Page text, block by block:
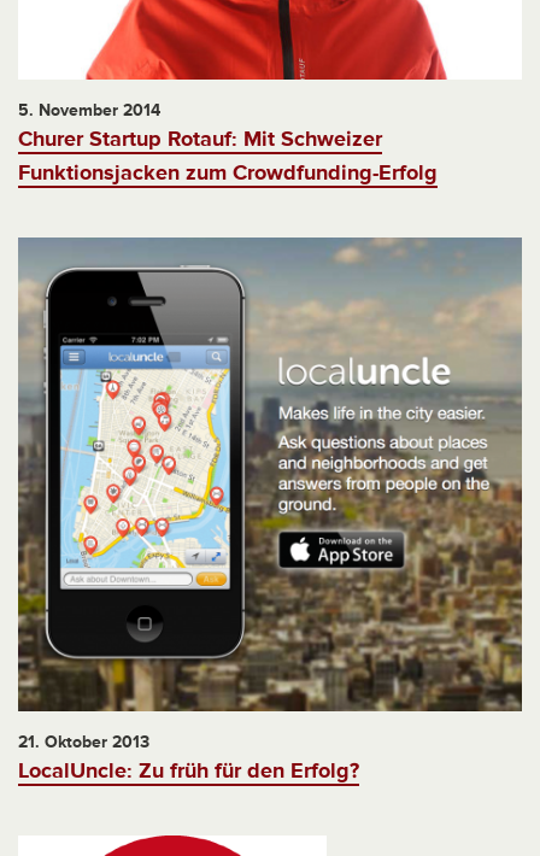
5. November 2014
Churer Startup Rotauf: Mit Schweizer
Funktionsjacken zum Crowdfunding-Erfolg
21. Oktober 2013
LocalUncle: Zu früh für den Erfolg?